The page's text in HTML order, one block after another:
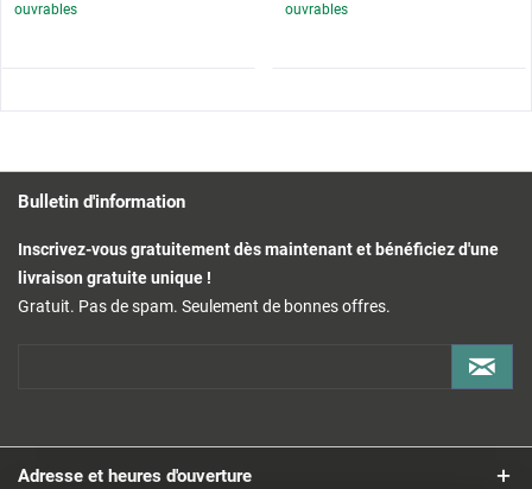
ouvrables
ouvrables
Bulletin d'information
Inscrivez-vous gratuitement dès maintenant et bénéficiez d'une
livraison gratuite unique !
Gratuit. Pas de spam. Seulement de bonnes offres.
Adresse et heures d'ouverture